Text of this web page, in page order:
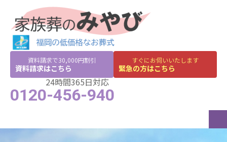
資料請求で30,000円割引
資料請求はこちら
すぐにお伺いいたします
緊急の方はこちら
24時間365日対応
0120-456-940